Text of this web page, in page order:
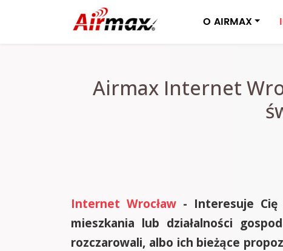
O AIRMAX
Airmax Internet
Internet Wrocław- Interesuje Cię
mieszkania lub działalności
rozczarowali, albo ich bieżące